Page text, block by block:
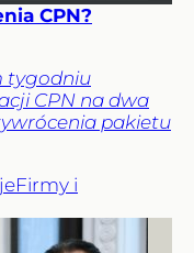
CPN?
tygodniu
CPN na dwa
pakietu
Firmy i